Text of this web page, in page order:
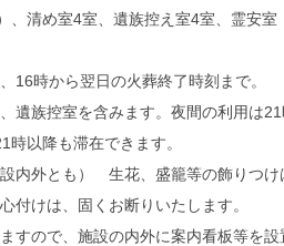
、清め室4室、遺族控え室4室、霊安室
16時から翌日の火葬終了時刻まで。
遺族控室を含みます。夜間の利用は21
時以降も滞在できます。
内外とも） 生花、盛籠等の飾りつけ
付けは、固くお断りいたします。
すので、施設の内外に案内看板等を設